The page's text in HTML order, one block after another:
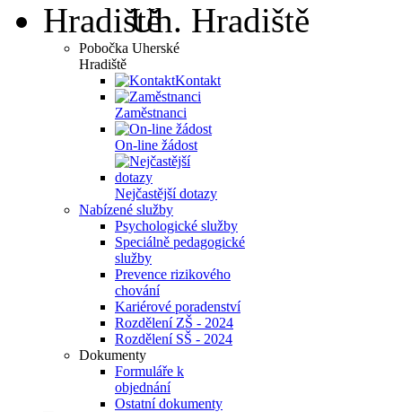
Uh. Hradiště
Pobočka Uherské
Hradiště
Kontakt
Zaměstnanci
On-line žádost
Nejčastější dotazy
Nabízené služby
Psychologické služby
Speciálně pedagogické
služby
Prevence rizikového
chování
Kariérové poradenství
Rozdělení ZŠ - 2024
Rozdělení SŠ - 2024
Dokumenty
Formuláře k
objednání
Ostatní dokumenty